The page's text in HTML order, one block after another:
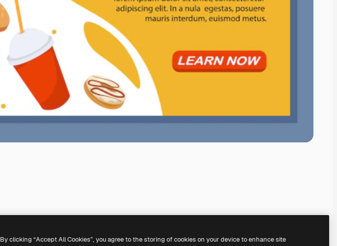
By clicking “Accept All Cookies”, you agree to the storing of cookies on your device to enhance site